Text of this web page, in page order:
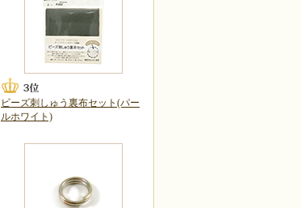
ビーズ刺しゅう裏布セット(パー
ルホワイト)